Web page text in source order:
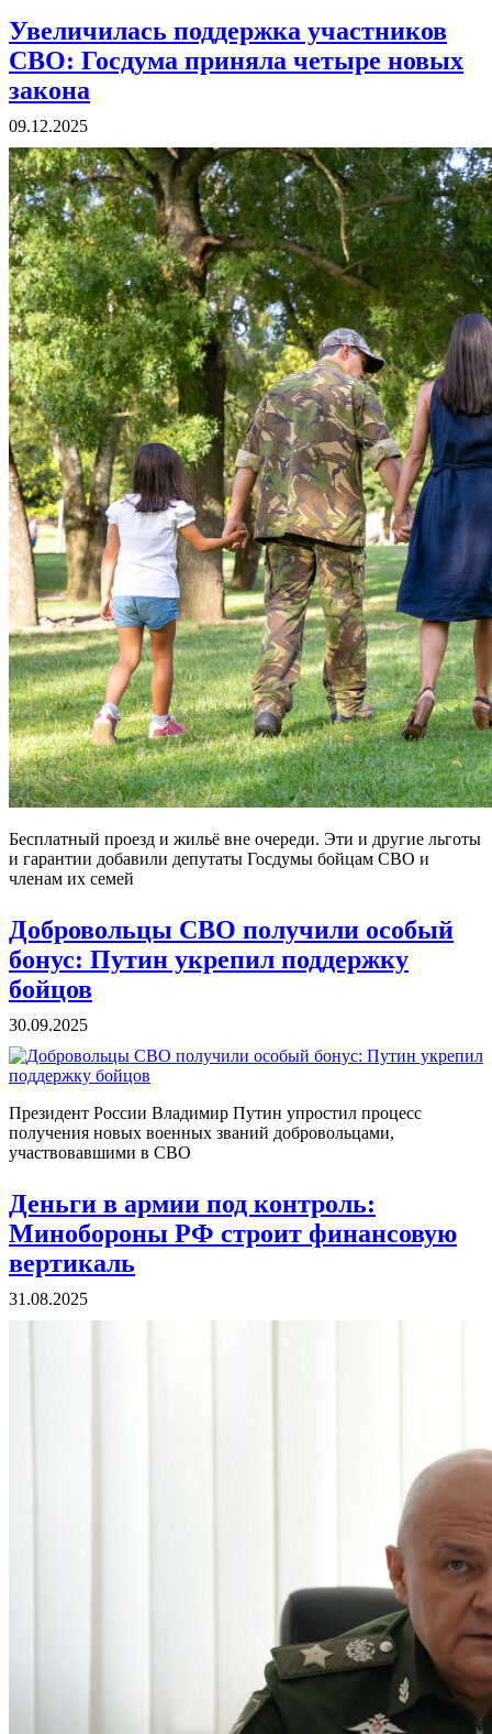
Увеличилась поддержка участников
СВО: Госдума приняла четыре новых
закона
09.12.2025
Бесплатный проезд и жильё вне очереди. Эти и другие льготы
и гарантии добавили депутаты Госдумы бойцам СВО и
членам их семей
Добровольцы СВО получили особый
бонус: Путин укрепил поддержку
бойцов
30.09.2025
Президент России Владимир Путин упростил процесс
получения новых военных званий добровольцами,
участвовавшими в СВО
Деньги в армии под контроль:
Минобороны РФ строит финансовую
вертикаль
31.08.2025